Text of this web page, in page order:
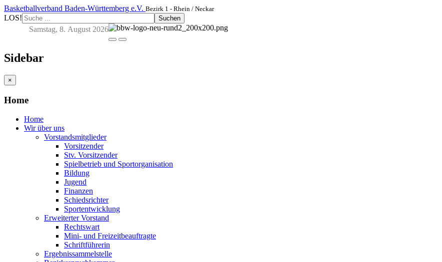
Basketballverband Baden-Württemberg e.V. Bezirk 1 - Rhein / Neckar
LOS! Suchen
Samstag, 8. August 2026
Sidebar
×
Home
Home
Wir über uns
Vorstandsmitglieder
Vorsitzender
Stv. Vorsitzender
Spielbetrieb und Sportorganisation
Bildung
Jugend
Finanzen
Schiedsrichter
Sportentwicklung
Erweiterter Vorstand
Rechtswart
Mini- und Freizeitbeauftragte
Schriftführerin
Ergebnissammelstelle